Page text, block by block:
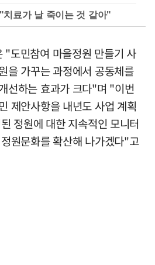
치료가 날 죽이는 것 같아"
"도민참여 마을정원 만들기 사
을 가꾸는 과정에서 공동체를
선하는 효과가 크다"며 "이번
제안사항을 내년도 사업 계획
정원에 대한 지속적인 모니터
원문화를 확산해 나가겠다"고